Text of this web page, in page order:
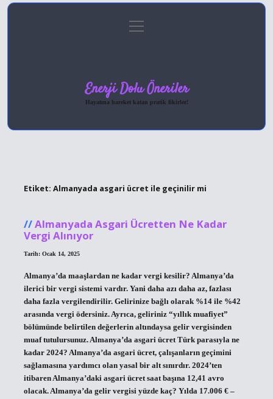
Gizlilik Politikası
menüyü
aç
Enerji Dolu Öneriler
Hayatına hareket katan pratik fikirler!
Etiket: Almanyada asgari ücret ile geçinilir mi
Almanyada Asgari Ücretten Ne Kadar
Vergi Alınıyor
Tarih: Ocak 14, 2025
Almanya’da maaşlardan ne kadar vergi kesilir? Almanya’da
ilerici bir vergi sistemi vardır. Yani daha azı daha az, fazlası
daha fazla vergilendirilir. Gelirinize bağlı olarak %14 ile %42
arasında vergi ödersiniz. Ayrıca, geliriniz “yıllık muafiyet”
bölümünde belirtilen değerlerin altındaysa gelir vergisinden
muaf tutulursunuz. Almanya’da asgari ücret Türk parasıyla ne
kadar 2024? Almanya’da asgari ücret, çalışanların geçimini
sağlamasına yardımcı olan yasal bir alt sınırdır. 2024’ten
itibaren Almanya’daki asgari ücret saat başına 12,41 avro
olacak. Almanya’da gelir vergisi yüzde kaç? Yılda 17.006 € –